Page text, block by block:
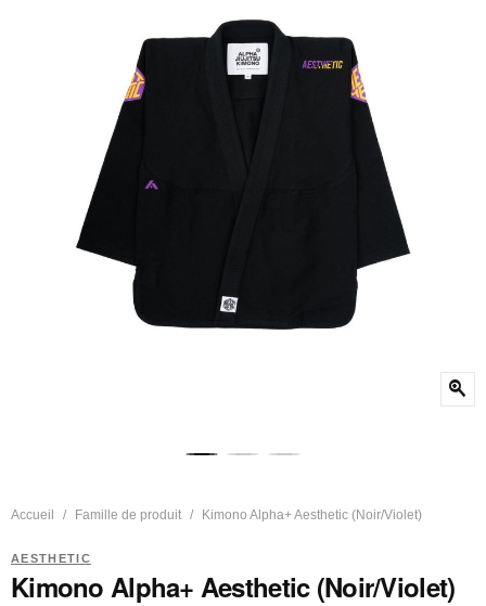
zoom_in
Accueil Famille de produit Kimono Alpha+ Aesthetic (Noir/Violet)
AESTHETIC
Kimono Alpha+ Aesthetic (Noir/Violet)